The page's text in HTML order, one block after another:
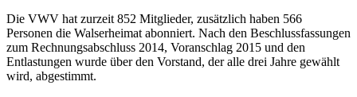
Die VWV hat zurzeit 852 Mitglieder, zusätzlich haben 566
Personen die Walserheimat abonniert. Nach den Beschlussfassungen
zum Rechnungsabschluss 2014, Voranschlag 2015 und den
Entlastungen wurde über den Vorstand, der alle drei Jahre gewählt
wird, abgestimmt.